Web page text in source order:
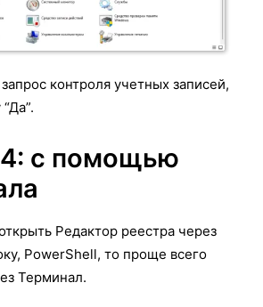
контроля учетных записей,
с помощью
Редактор реестра через
PowerShell, то проще всего
Терминал.